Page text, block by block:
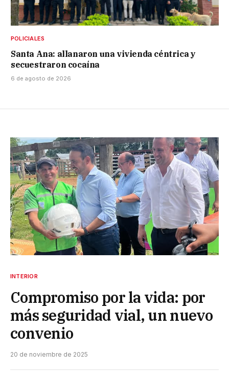
POLICIALES
Santa Ana: allanaron una vivienda céntrica y
secuestraron cocaína
6 de agosto de 2026
INTERIOR
Compromiso por la vida: por
más seguridad vial, un nuevo
convenio
20 de noviembre de 2025